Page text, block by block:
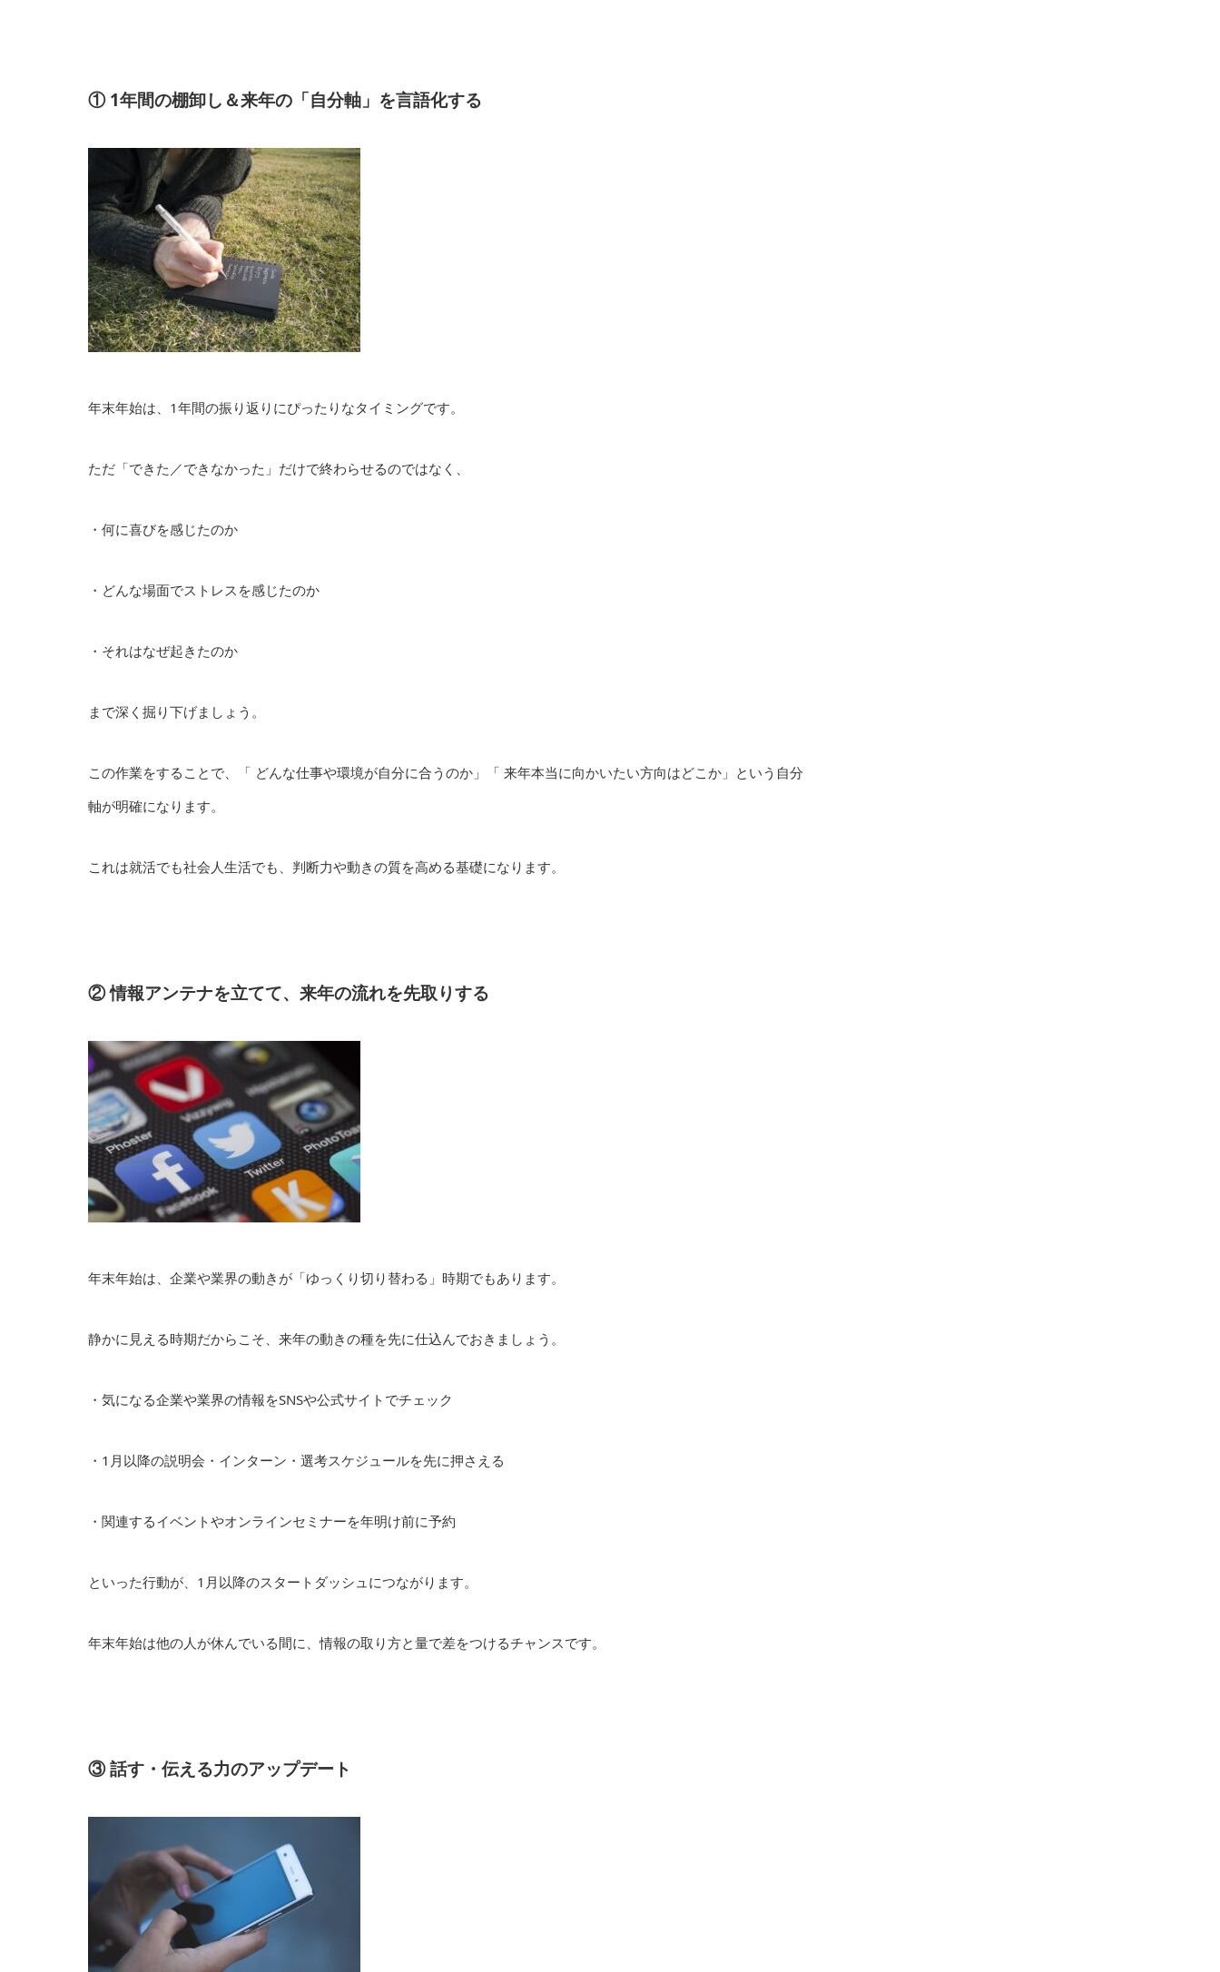
① 1年間の棚卸し＆来年の「自分軸」を言語化する
年末年始は、1年間の振り返りにぴったりなタイミングです。
ただ「できた／できなかった」だけで終わらせるのではなく、
・何に喜びを感じたのか
・どんな場面でストレスを感じたのか
・それはなぜ起きたのか
まで深く掘り下げましょう。
この作業をすることで、「 どんな仕事や環境が自分に合うのか」「 来年本当に向かいたい方向はどこか」という自分
軸が明確になります。
これは就活でも社会人生活でも、判断力や動きの質を高める基礎になります。
② 情報アンテナを立てて、来年の流れを先取りする
年末年始は、企業や業界の動きが「ゆっくり切り替わる」時期でもあります。
静かに見える時期だからこそ、来年の動きの種を先に仕込んでおきましょう。
・気になる企業や業界の情報をSNSや公式サイトでチェック
・1月以降の説明会・インターン・選考スケジュールを先に押さえる
・関連するイベントやオンラインセミナーを年明け前に予約
といった行動が、1月以降のスタートダッシュにつながります。
年末年始は他の人が休んでいる間に、情報の取り方と量で差をつけるチャンスです。
③ 話す・伝える力のアップデート